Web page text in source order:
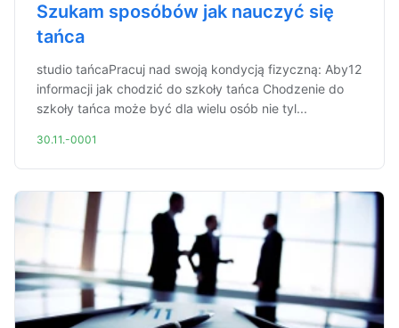
Szukam sposóbów jak nauczyć się
tańca
studio tańcaPracuj nad swoją kondycją fizyczną: Aby12
informacji jak chodzić do szkoły tańca Chodzenie do
szkoły tańca może być dla wielu osób nie tyl...
30.11.-0001